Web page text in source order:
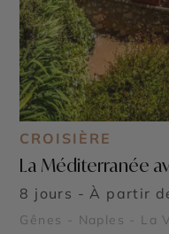
CROISIÈRE
La Méditerranée
8 jours - À partir
Gênes - Naples - La